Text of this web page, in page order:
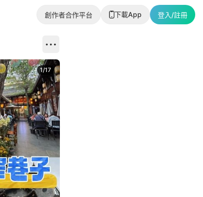
創作者合作平台 下載App 登入/註冊
1/17